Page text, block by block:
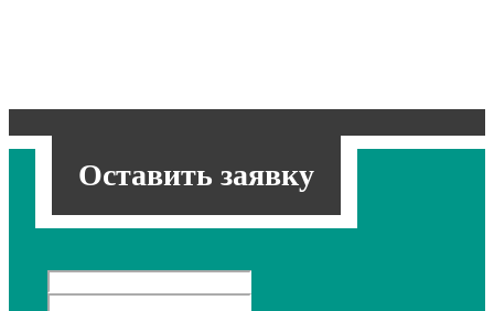
Оставить заявку